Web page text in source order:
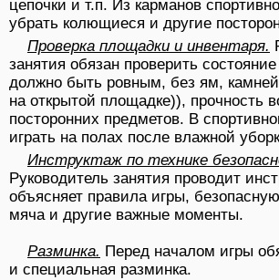
цепочки и т.п. Из карманов
убрать колющиеся и другие
Проверка площадки и инвентаря.
занятия обязан проверить
должно быть ровным, без ям,
на открытой площадке)), прочность
посторонних предметов. В
играть на полах после влажной
Инструктаж по технике
Руководитель занятия проводит
объясняет правила игры,
мяча и другие важные моменты.
Разминка. Перед началом игры
и специальная разминка.